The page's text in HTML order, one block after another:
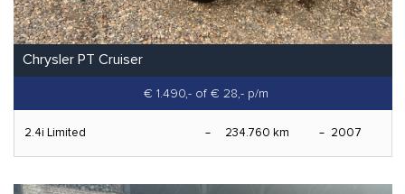
Chrysler PT Cruiser
€ 1.490,- of € 28,- p/m
2.4i Limited 234.760 km 2007